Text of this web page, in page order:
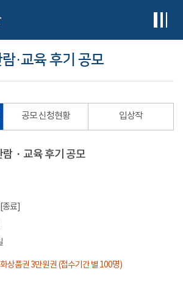
・교육 후기 공모
공모 신청현황 입상작
・교육 후기 공모
료]
상품권 3만원권 (접수기간 별 100명)